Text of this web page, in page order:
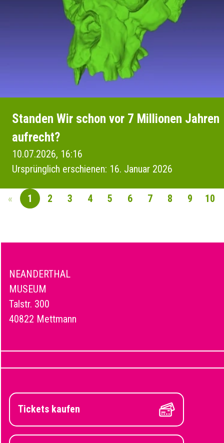
Standen Wir schon vor 7 Millionen Jahren
aufrecht?
10.07.2026, 16:16
Ursprünglich erschienen: 16. Januar 2026
« 1 2 3 4 5 6 7 8 9 10
NEANDERTHAL
MUSEUM
Talstr. 300
40822 Mettmann
Tickets kaufen